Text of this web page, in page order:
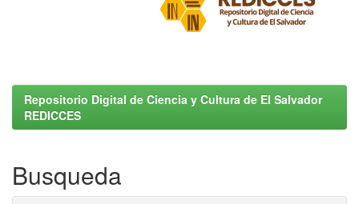
Repositorio Digital de Ciencia y Cultura de El Salvador
REDICCES
Busqueda